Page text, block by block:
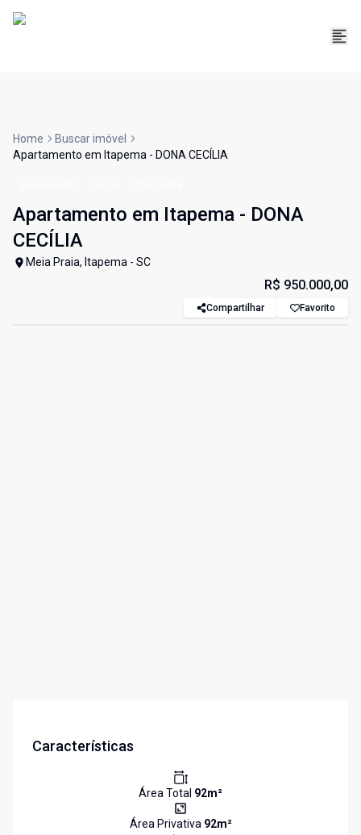
Home
Buscar imóvel
Apartamento em Itapema - DONA CECÍLIA
Apartamento em Itapema - DONA
CECÍLIA
Meia Praia, Itapema - SC
R$ 950.000,00
Compartilhar Favorito
Características
Área Total 92m²
Área Privativa 92m²